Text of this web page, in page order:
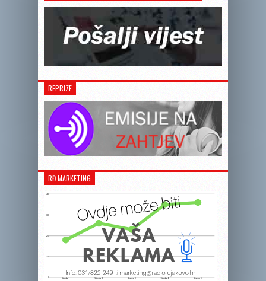
REPRIZE
RĐ MARKETING